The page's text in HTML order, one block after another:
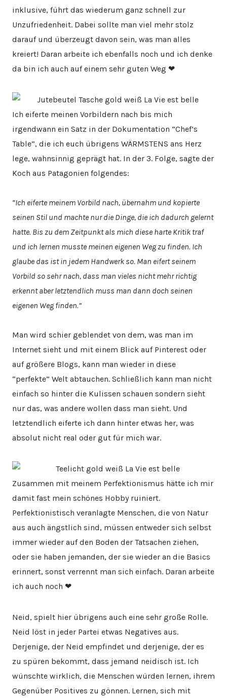
inklusive, führt das wiederum ganz schnell zur
Unzufriedenheit. Dabei sollte man viel mehr stolz
darauf und überzeugt davon sein, was man alles
kreiert! Daran arbeite ich ebenfalls noch und ich denke
da bin ich auch auf einem sehr guten Weg ❤
Ich eiferte meinen Vorbildern nach bis mich
irgendwann ein Satz in der Dokumentation “Chef’s
Table”, die ich euch übrigens WÄRMSTENS ans Herz
lege, wahnsinnig geprägt hat. In der 3. Folge, sagte der
Koch aus Patagonien folgendes:
“Ich eiferte meinem Vorbild nach, übernahm und kopierte
seinen Stil und machte nur die Dinge, die ich dadurch gelernt
hatte. Bis zu dem Zeitpunkt als mich diese harte Kritik traf
und ich lernen musste meinen eigenen Weg zu finden. Ich
glaube das ist in jedem Handwerk so. Man eifert seinem
Vorbild so sehr nach, dass man vieles nicht mehr richtig
erkennt aber letztendlich muss man dann doch seinen
eigenen Weg finden.”
Man wird schier geblendet von dem, was man im
Internet sieht und mit einem Blick auf Pinterest oder
auf größere Blogs, kann man wieder in diese
“perfekte” Welt abtauchen. Schließlich kann man nicht
einfach so hinter die Kulissen schauen sondern sieht
nur das, was andere wollen dass man sieht. Und
letztendlich eiferte ich dann hinter etwas her, was
absolut nicht real oder gut für mich war.
Zusammen mit meinem Perfektionismus hätte ich mir
damit fast mein schönes Hobby ruiniert.
Perfektionistisch veranlagte Menschen, die von Natur
aus auch ängstlich sind, müssen entweder sich selbst
immer wieder auf den Boden der Tatsachen ziehen,
oder sie haben jemanden, der sie wieder an die Basics
erinnert, sonst verrennt man sich einfach. Daran arbeite
ich auch noch ❤
Neid, spielt hier übrigens auch eine sehr große Rolle.
Neid löst in jeder Partei etwas Negatives aus.
Derjenige, der Neid empfindet und derjenige, der es
zu spüren bekommt, dass jemand neidisch ist. Ich
wünschte wirklich, die Menschen würden lernen, ihrem
Gegenüber Positives zu gönnen. Lernen, sich mit